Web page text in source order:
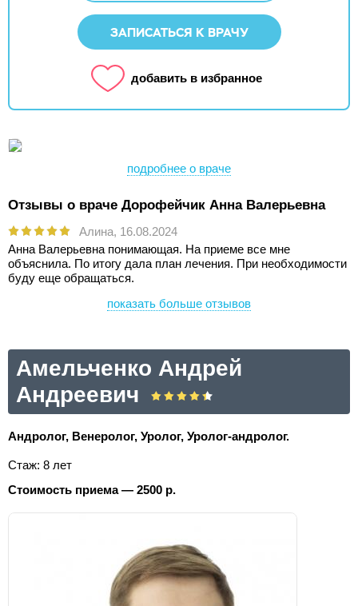
ЗАПИСАТЬСЯ К ВРАЧУ
добавить в избранное
подробнее о враче
Отзывы о враче Дорофейчик Анна Валерьевна
Алина, 16.08.2024
Анна Валерьевна понимающая. На приеме все мне
объяснила. По итогу дала план лечения. При необходимости
буду еще обращаться.
показать больше отзывов
Амельченко Андрей
Андреевич
Андролог, Венеролог, Уролог, Уролог-андролог.
Стаж: 8 лет
Стоимость приема — 2500 р.